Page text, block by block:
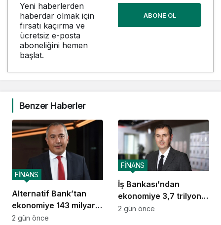
Yeni haberlerden
haberdar olmak için
fırsatı kaçırma ve
ücretsiz e-posta
aboneliğini hemen
başlat.
ABONE OL
Benzer Haberler
Alternatif Bank’tan
ekonomiye 143 milyar
TL destek
FİNANS
2 gün önce
İş Bankası’ndan
ekonomiye 3,7 trilyon
TL destek
FİNANS
2 gün önce